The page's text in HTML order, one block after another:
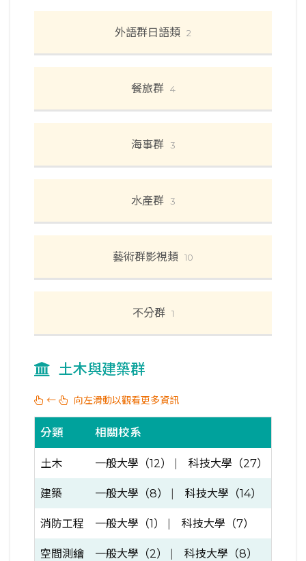
外語群日語類 2
餐旅群 4
海事群 3
水產群 3
藝術群影視類 10
不分群 1
土木與建築群
← 向左滑動以觀看更多資訊
分類 相關校系
土木 一般大學（12） | 科技大學（27）
建築 一般大學（8） | 科技大學（14）
消防工程 一般大學（1） | 科技大學（7）
空間測繪 一般大學（2） | 科技大學（8）